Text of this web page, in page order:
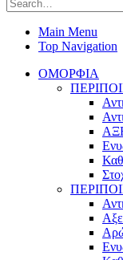
Main Menu
Top Navigation
ΟΜΟΡΦΙΑ